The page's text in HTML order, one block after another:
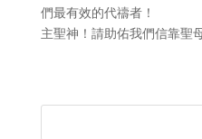
們最有效的代禱者！
主聖神！請助佑我們信靠聖